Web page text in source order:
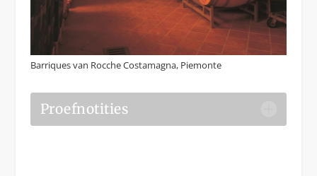
Barriques van Rocche Costamagna, Piemonte
Proefnotities